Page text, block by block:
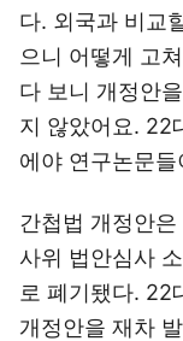
다. 외국과 비교
으니 어떻게 고
다 보니 개정안
지 않았어요. 22
에야 연구논문
간첩법 개정안
사위 법안심사
로 폐기됐다. 22
개정안을 재차